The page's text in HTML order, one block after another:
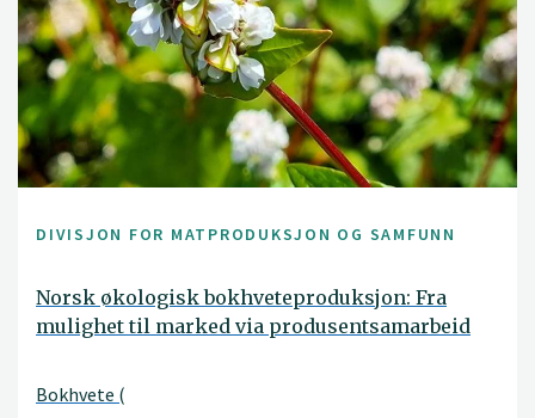
DIVISJON FOR MATPRODUKSJON OG SAMFUNN
Norsk økologisk bokhveteproduksjon: Fra
mulighet til marked via produsentsamarbeid
Bokhvete (